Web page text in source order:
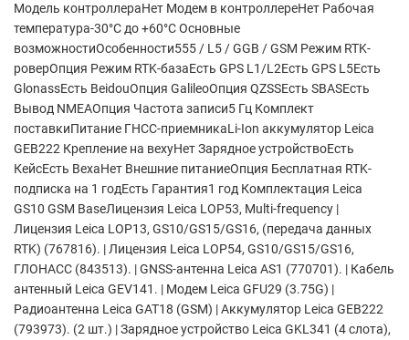
Модель контроллераНет Модем в контроллереНет Рабочая
температура-30°С до +60°С Основные
возможностиОсобенности555 / L5 / GGB / GSM Режим RTK-
роверОпция Режим RTK-базаЕсть GPS L1/L2Есть GPS L5Есть
GlonassЕсть BeidouОпция GalileoОпция QZSSЕсть SBASЕсть
Вывод NMEAОпция Частота записи5 Гц Комплект
поставкиПитание ГНСС-приемникаLi-Ion аккумулятор Leica
GEB222 Крепление на вехуНет Зарядное устройствоЕсть
КейсЕсть ВехаНет Внешние питаниеОпция Бесплатная RTK-
подписка на 1 годЕсть Гарантия1 год Комплектация Leica
GS10 GSM BaseЛицензия Leica LOP53, Multi-frequency |
Лицензия Leica LOP13, GS10/GS15/GS16, (передача данных
RTK) (767816). | Лицензия Leica LOP54, GS10/GS15/GS16,
ГЛОНАСС (843513). | GNSS-антенна Leica AS1 (770701). | Кабель
антенный Leica GEV141. | Модем Leica GFU29 (3.75G) |
Радиоантенна Leica GAT18 (GSM) | Аккумулятор Leica GEB222
(793973). (2 шт.) | Зарядное устройство Leica GKL341 (4 слота),